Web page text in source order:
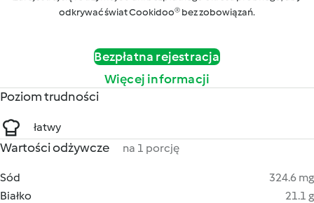
odkrywać świat Cookidoo® bez zobowiązań.
Bezpłatna rejestracja
Więcej informacji
Poziom trudności
łatwy
Wartości odżywcze na 1 porcję
Sód
324.6 mg
Białko
21.1 g